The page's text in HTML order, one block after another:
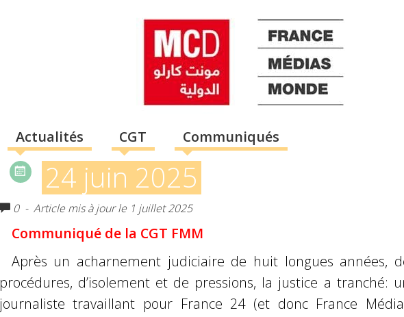
Actualités CGT Communiqués
24 juin 2025
0 - Article mis à jour le 1 juillet 2025
Communiqué de la CGT FMM
Après un acharnement judiciaire de huit longues années,
procédures, d’isolement et de pressions, la justice a tranché:
journaliste travaillant pour France 24 (et donc France